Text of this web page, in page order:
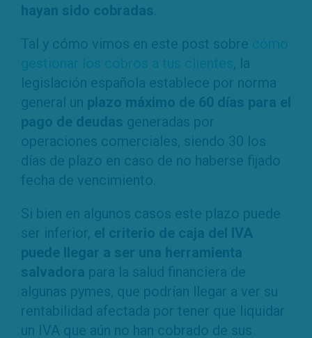
hayan sido cobradas
Tal y cómo vimos en este post sobre cómo
gestionar los cobros a tus clientes, la
legislación española establece por norma
general un plazo máximo de 60 días para el
pago de deudas generadas por
operaciones comerciales, siendo 30 los
días de plazo en caso de no haberse fijado
fecha de vencimiento.
Si bien en algunos casos este plazo puede
ser inferior, el criterio de caja del IVA
puede llegar a ser una herramienta
salvadora para la salud financiera de
algunas pymes, que podrían llegar a ver su
rentabilidad afectada por tener que liquidar
un IVA que aún no han cobrado de sus